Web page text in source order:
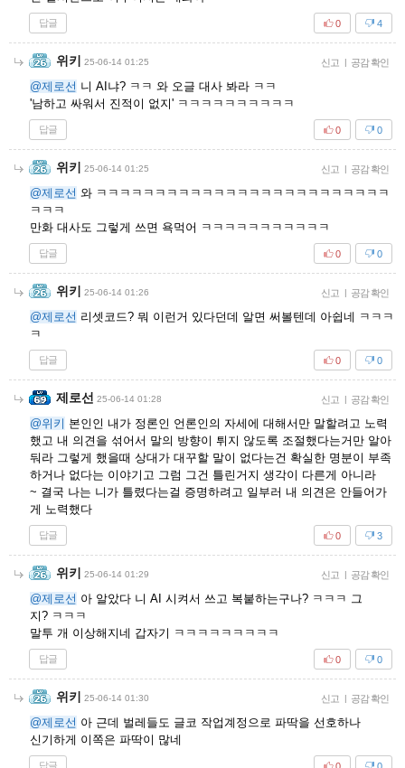
답글 4
0
위키 25-06-14 01:25 신고 | 공감 확인
@제로선 니 AI냐? ㅋㅋ 와 오글 대사 봐라 ㅋㅋ
'남하고 싸워서 진적이 없지' ㅋㅋㅋㅋㅋㅋㅋㅋㅋㅋ
답글 0
0
위키 25-06-14 01:25 신고 | 공감 확인
@제로선 와 ㅋㅋㅋㅋㅋㅋㅋㅋㅋㅋㅋㅋㅋㅋㅋㅋㅋㅋㅋㅋㅋㅋㅋㅋㅋ
ㅋㅋㅋ
만화 대사도 그렇게 쓰면 욕먹어 ㅋㅋㅋㅋㅋㅋㅋㅋㅋㅋㅋ
답글 0
0
위키 25-06-14 01:26 신고 | 공감 확인
@제로선 리셋코드? 뭐 이런거 있다던데 알면 써볼텐데 아쉽네 ㅋㅋㅋ
ㅋ
답글 0
0
제로선 25-06-14 01:28 신고 | 공감 확인
@위키 본인인 내가 정론인 언론인의 자세에 대해서만 말할려고 노력
했고 내 의견을 섞어서 말의 방향이 튀지 않도록 조절했다는거만 알아
둬라 그렇게 했을때 상대가 대꾸할 말이 없다는건 확실한 명분이 부족
하거나 없다는 이야기고 그럼 그건 틀린거지 생각이 다른게 아니라
~ 결국 나는 니가 틀렸다는걸 증명하려고 일부러 내 의견은 안들어가
게 노력했다
답글 3
0
위키 25-06-14 01:29 신고 | 공감 확인
@제로선 아 알았다 니 AI 시켜서 쓰고 복붙하는구나? ㅋㅋㅋ 그
지? ㅋㅋㅋ
말투 개 이상해지네 갑자기 ㅋㅋㅋㅋㅋㅋㅋㅋㅋ
답글 0
0
위키 25-06-14 01:30 신고 | 공감 확인
@제로선 아 근데 벌레들도 글코 작업계정으로 파딱을 선호하나
신기하게 이쪽은 파딱이 많네
답글 0
0